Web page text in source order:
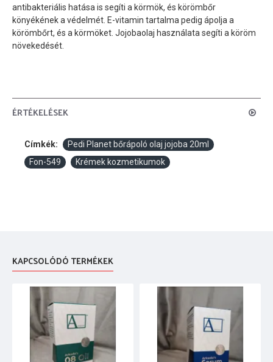
antibakteriális hatása is segíti a körmök, és körömbőr
könyékének a védelmét. E-vitamin tartalma pedig ápolja a
körömbőrt, és a körmöket. Jojobaolaj használata segíti a köröm
növekedését.
ÉRTÉKELÉSEK
Címkék:
Pedi Planet bőrápoló olaj jojoba 20ml
Fon-549
Krémek kozmetikumok
KAPCSOLÓDÓ TERMÉKEK